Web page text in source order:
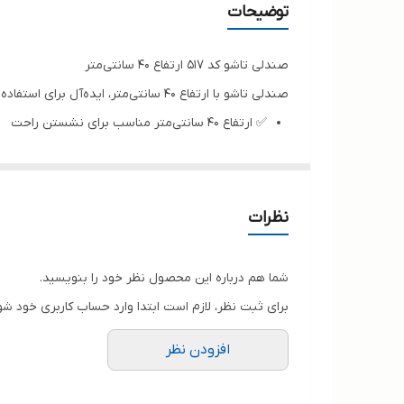
توضیحات
صندلی تاشو کد ۵۱۷ ارتفاع ۴۰ سانتی‌متر
صندلی تاشو با ارتفاع ۴۰ سانتی‌متر، ایده‌آل برای استفاده در باغ، ویلا، تراس و مراسم‌های مختلف. این صندلی با طراحی سبک و قابل تاشو، راحتی و کاربردی بودن را تضمین می‌کند.
✅ ارتفاع ۴۰ سانتی‌متر مناسب برای نشستن راحت
✅ وزن سبک و قابل حمل
✅ مناسب برای باغ، ویلا و مراسم‌های بیرونی
نظرات
شما هم درباره این محصول نظر خود را بنویسید.
برای ثبت نظر، لازم است ابتدا وارد حساب کاربری خود
افزودن نظر